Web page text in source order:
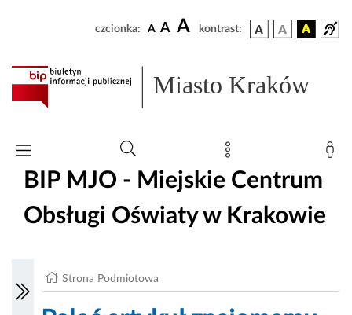
czcionka: A A A kontrast:
Miasto Kraków
BIP MJO - Miejskie Centrum
Obsługi Oświaty w Krakowie
Strona Podmiotowa